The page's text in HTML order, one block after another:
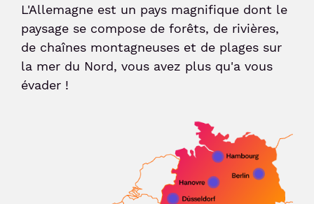
Sénior et PMR
Enfant non-accompagné
Meet & Greet
L'Allemagne est un pays magnifique dont le
paysage se compose de forêts, de rivières,
de chaînes montagneuses et de plages sur
la mer du Nord, vous avez plus qu'a vous
évader !